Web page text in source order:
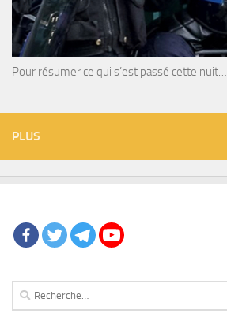
Pour résumer ce qui s’est passé cette nuit…
PLUS
Rechercher :